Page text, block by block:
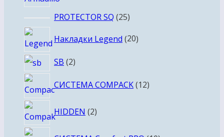
PROTECTOR SQ 2525
Накладки Legend 2020
SB 22
СИСТЕМА COMPACK 1212
HIDDEN 22
10